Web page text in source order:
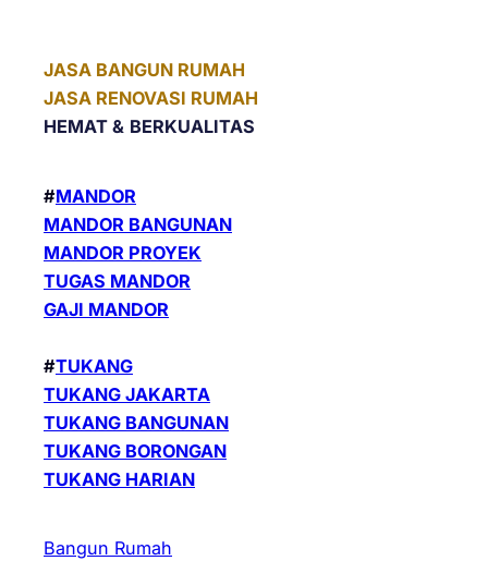
JASA BANGUN RUMAH
JASA RENOVASI RUMAH
HEMAT & BERKUALITAS
#MANDOR
MANDOR BANGUNAN
MANDOR PROYEK
TUGAS MANDOR
GAJI MANDOR
#TUKANG
TUKANG JAKARTA
TUKANG BANGUNAN
TUKANG BORONGAN
TUKANG HARIAN
Bangun Rumah